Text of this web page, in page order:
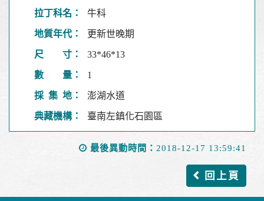
拉丁科名： 牛科
地質年代： 更新世晚期
尺 寸： 33*46*13
數 量： 1
採 集 地： 澎湖水道
典藏機構： 臺南左鎮化石園區
最後異動時間： 2018-12-17 13:59:41
回上頁